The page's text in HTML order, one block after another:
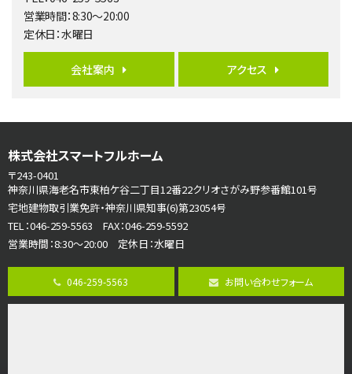
第6位
4ＬＤＫ
さがみ野駅
海老名駅
バ15分 歩1分
リビングダイニング部分の床暖房完備 車並列2台駐…
第8位
3,990万円
4ＬＤＫ
古淵駅
営業時間：8:30～20:00
定休日：水曜日
会社案内 アクセス
株式会社スマートフルホーム
〒243-0401
神奈川県海老名市東柏ケ谷二丁目12番22クリオさがみ野参番館101号
宅地建物取引業免許・神奈川県知事(6)第23054号
TEL：046-259-5563 FAX：046-259-5592
営業時間：8:30～20:00 定休日：水曜日
046-259-5563 お問い合わせフォーム